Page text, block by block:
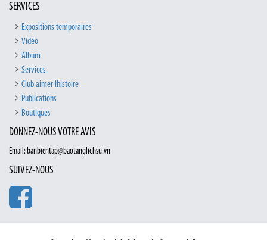
SERVICES
Expositions temporaires
Vidéo
Album
Services
Club aimer lhistoire
Publications
Boutiques
DONNEZ-NOUS VOTRE AVIS
Email: banbientap@baotanglichsu.vn
SUIVEZ-NOUS